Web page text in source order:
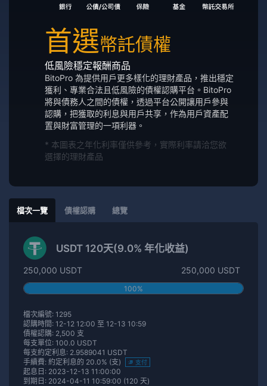
首選幣託債權
低風險穩定報酬商品
BitoPro 為提供用戶更多樣化的理財產品，推出穩定
獲利、專業合法且低風險的債權認購平台。BitoPro
將與債務人之間的債權，透過平台公開讓用戶參與
認購，把獲取的利息與用戶共享，作為用戶資產配
置與財富管理的一項利器。
* 本圖表之年化利率僅供參考，實際利率請洽您欲
選擇的理財產品
檔次一覽 債權認購 總覽
USDT 120天(9.0% 年化收益)
250,000 USDT 250,000 USDT
100%
檔次編號: 1295
認購時間: 12-12 12:00 至 12-13 10:59
債權認購: 2,500 支
每支單位: 100.0 USDT
每支約定利息: 2.9589041 USDT
手續費: 約定利息的 20.0% (支)
支付
起息日: 2023-12-13 11:00:00
到期日: 2024-04-11 10:59:00 (120 天)